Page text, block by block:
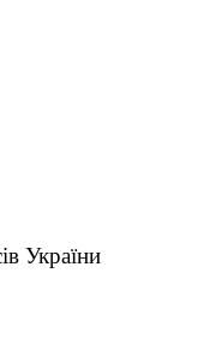
України